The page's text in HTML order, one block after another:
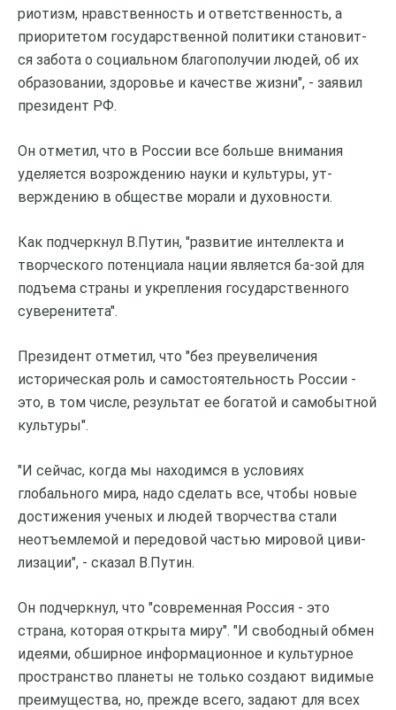
риотизм, нравственность и ответственность, а
приоритетом государственной политики становит-
ся забота о социальном благополучии людей, об их
образовании, здоровье и качестве жизни", - заявил
президент РФ.
Он отметил, что в России все больше внимания
уделяется возрождению науки и культуры, ут-
верждению в обществе морали и духовности.
Как подчеркнул В.Путин, "развитие интеллекта и
творческого потенциала нации является ба-зой для
подъема страны и укрепления государственного
суверенитета".
Президент отметил, что "без преувеличения
историческая роль и самостоятельность России -
это, в том числе, результат ее богатой и самобытной
культуры".
"И сейчас, когда мы находимся в условиях
глобального мира, надо сделать все, чтобы новые
достижения ученых и людей творчества стали
неотъемлемой и передовой частью мировой циви-
лизации", - сказал В.Путин.
Он подчеркнул, что "современная Россия - это
страна, которая открыта миру". "И свободный обмен
идеями, обширное информационное и культурное
пространство планеты не только создают видимые
преимущества, но, прежде всего, задают для всех